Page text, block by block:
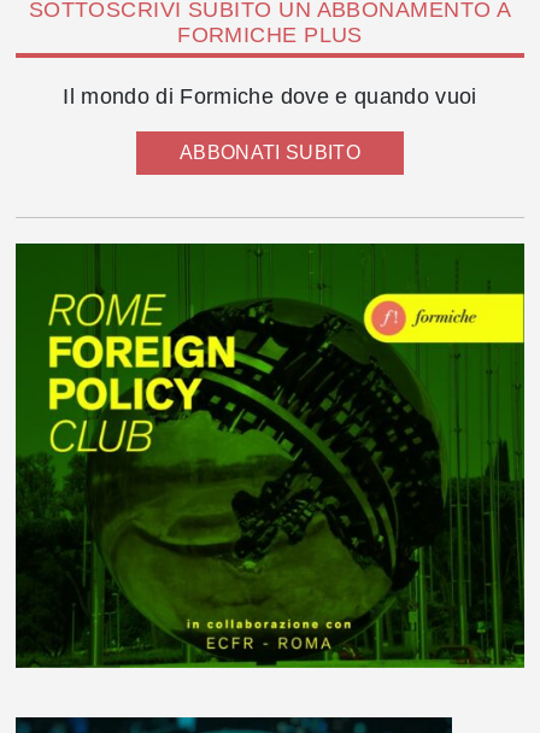
SOTTOSCRIVI SUBITO UN ABBONAMENTO A
FORMICHE PLUS
Il mondo di Formiche dove e quando vuoi
ABBONATI SUBITO